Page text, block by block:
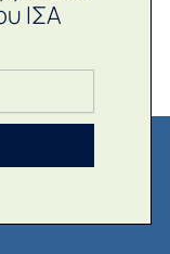
ΙΣΑ